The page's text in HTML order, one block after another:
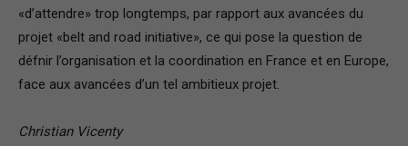
«d’attendre» trop longtemps, par rapport aux avancées du
projet «belt and road initiative», ce qui pose la question de
défnir l’organisation et la coordination en France et en Europe,
face aux avancées d’un tel ambitieux projet.
Christian Vicenty